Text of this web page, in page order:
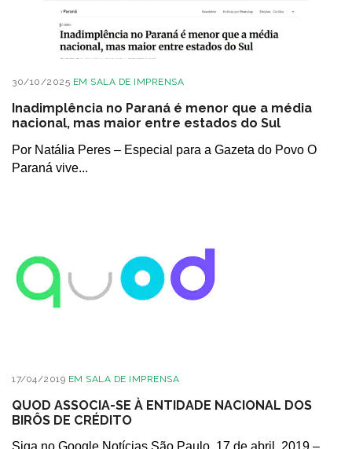
30/10/2025 EM SALA DE IMPRENSA
Inadimplência no Paraná é menor que a média
nacional, mas maior entre estados do Sul
Por Natália Peres – Especial para a Gazeta do Povo O
Paraná vive...
17/04/2019 EM SALA DE IMPRENSA
QUOD ASSOCIA-SE À ENTIDADE NACIONAL DOS
BIRÔS DE CRÉDITO
Siga no Google Notícias São Paulo, 17 de abril, 2019 –